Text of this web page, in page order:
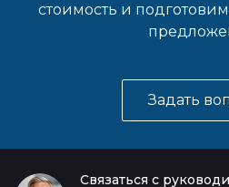
стоимость и
Задать
Связаться с